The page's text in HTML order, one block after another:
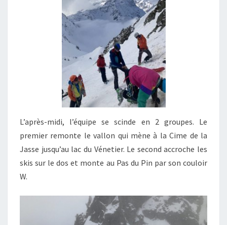
L’après-midi, l’équipe se scinde en 2 groupes. Le
premier remonte le vallon qui mène à la Cime de la
Jasse jusqu’au lac du Vénetier. Le second accroche les
skis sur le dos et monte au Pas du Pin par son couloir
W.